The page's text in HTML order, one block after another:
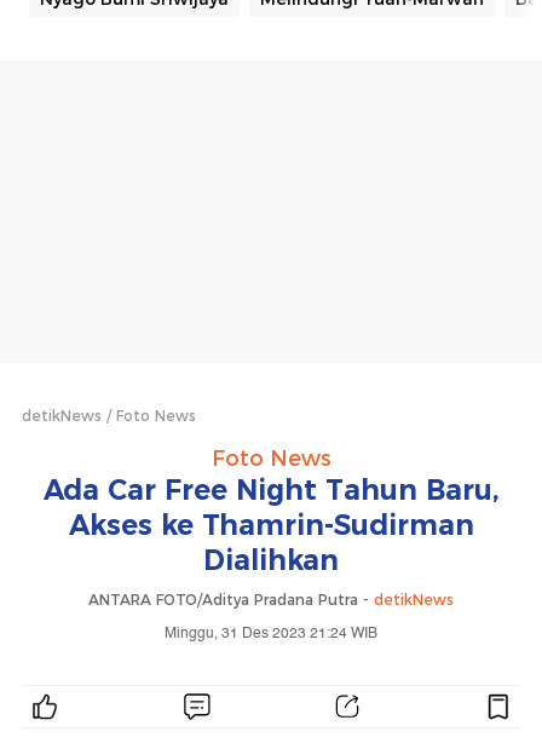
detikNews Foto News
Foto News
Ada Car Free Night Tahun Baru,
Akses ke Thamrin-Sudirman
Dialihkan
ANTARA FOTO/Aditya Pradana Putra - detikNews
Minggu, 31 Des 2023 21:24 WIB